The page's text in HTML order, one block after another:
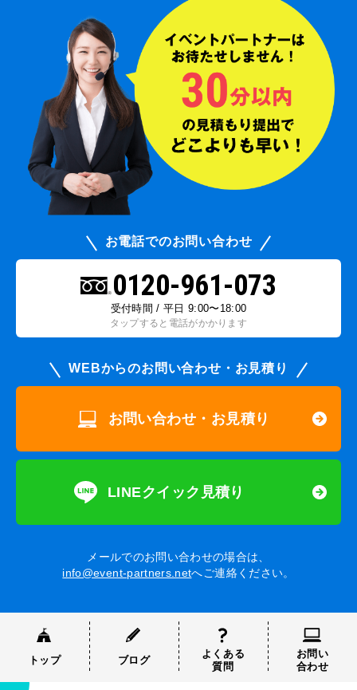
お電話でのお問い合わせ
0120-961-073
受付時間 / 平日 9:00〜18:00
タップすると電話がかかります
WEBからのお問い合わせ・お見積り
お問い合わせ・お見積り
LINEクイック見積り
メールでのお問い合わせの場合は、
info@event-partners.netへご連絡ください。
トップ ブログ
よくある
質問
お問い
合わせ